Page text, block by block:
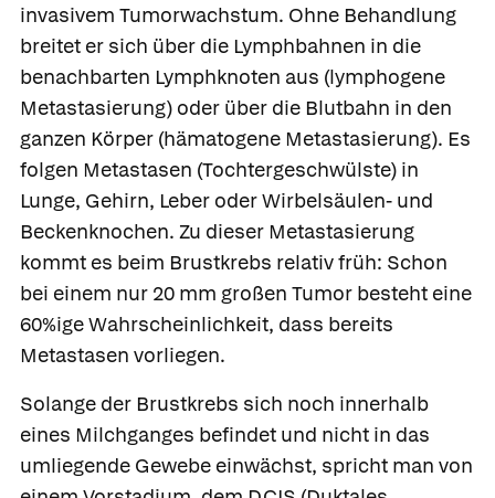
invasivem Tumorwachstum. Ohne Behandlung
breitet er sich über die Lymphbahnen in die
benachbarten Lymphknoten aus (lymphogene
Metastasierung) oder über die Blutbahn in den
ganzen Körper (hämatogene Metastasierung). Es
folgen Metastasen (Tochtergeschwülste) in
Lunge, Gehirn, Leber oder Wirbelsäulen- und
Beckenknochen. Zu dieser Metastasierung
kommt es beim Brustkrebs relativ früh: Schon
bei einem nur 20 mm großen Tumor besteht eine
60%ige Wahrscheinlichkeit, dass bereits
Metastasen vorliegen.
Solange der Brustkrebs sich noch innerhalb
eines Milchganges befindet und nicht in das
umliegende Gewebe einwächst, spricht man von